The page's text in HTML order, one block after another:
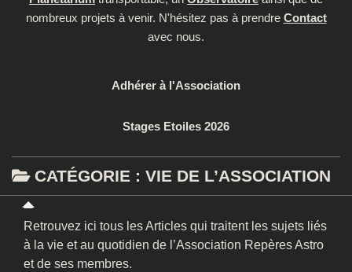
nombreux projets à venir. N'hésitez pas à prendre Contact
avec nous.
Adhérer à l'Association
Stages Etoiles 2026
CATÉGORIE : VIE DE L’ASSOCIATION
Retrouvez ici tous les Articles qui traitent les sujets liés
à la vie et au quotidien de l’Association Repères Astro
et de ses membres.